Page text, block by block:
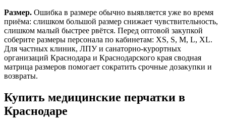
Размер. Ошибка в размере обычно выявляется уже во время
приёма: слишком большой размер снижает чувствительность,
слишком малый быстрее рвётся. Перед оптовой закупкой
соберите размеры персонала по кабинетам: XS, S, M, L, XL.
Для частных клиник, ЛПУ и санаторно-курортных
организаций Краснодара и Краснодарского края сводная
матрица размеров помогает сократить срочные дозакупки и
возвраты.
Купить медицинские перчатки в
Краснодаре